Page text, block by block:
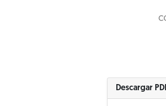
Descargar